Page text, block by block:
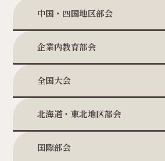
中国・四国地区部会
企業内教育部会
全国大会
北海道・東北地区部会
国際部会